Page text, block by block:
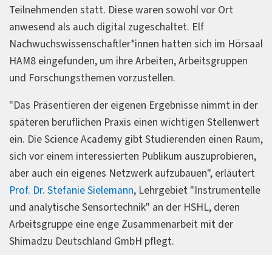
Teilnehmenden statt. Diese waren sowohl vor Ort
anwesend als auch digital zugeschaltet. Elf
Nachwuchswissenschaftler*innen hatten sich im Hörsaal
HAM8 eingefunden, um ihre Arbeiten, Arbeitsgruppen
und Forschungsthemen vorzustellen.
"Das Präsentieren der eigenen Ergebnisse nimmt in der
späteren beruflichen Praxis einen wichtigen Stellenwert
ein. Die Science Academy gibt Studierenden einen Raum,
sich vor einem interessierten Publikum auszuprobieren,
aber auch ein eigenes Netzwerk aufzubauen", erläutert
Prof. Dr. Stefanie Sielemann, Lehrgebiet "Instrumentelle
und analytische Sensortechnik" an der HSHL, deren
Arbeitsgruppe eine enge Zusammenarbeit mit der
Shimadzu Deutschland GmbH pflegt.